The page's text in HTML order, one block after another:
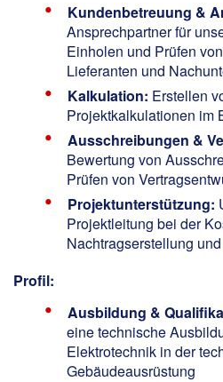
Kundenbetreuung &
Ansprechpartner für
Einholen und Prüfen
Lieferanten und
Kalkulation: Erstellen
Projektkalkulationen im
Ausschreibungen &
Bewertung von
Prüfen von
Projektunterstützung:
Projektleitung bei der
Nachtragserstellung
Profil:
Ausbildung &
eine technische
Elektrotechnik in der
Gebäudeausrüstung